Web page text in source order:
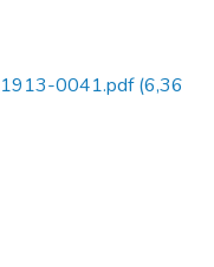
1913-0041.pdf(6,36